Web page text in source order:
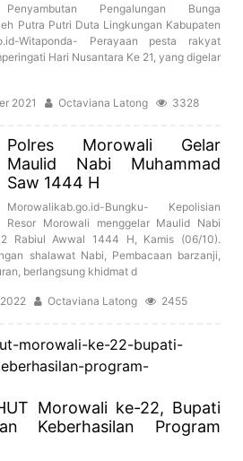
Penyambutan Pengalungan Bunga
Putra Putri Duta Lingkungan Kabupaten
Witaponda- Perayaan pesta rakyat
Hari Nusantara Ke 21, yang digelar
2021 Octaviana Latong 3328
Polres Morowali Gelar
Maulid Nabi Muhammad
Saw 1444 H
Morowalikab.go.id-Bungku- Kepolisian
Resor Morowali menggelar Maulid Nabi
Rabiul Awwal 1444 H, Kamis (06/10).
shalawat Nabi, Pembacaan barzanji,
berlangsung khidmat d
Octaviana Latong 2455
Morowali ke-22, Bupati
Keberhasilan Program